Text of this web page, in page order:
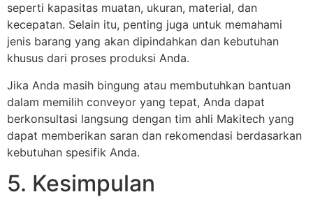
seperti kapasitas muatan, ukuran, material, dan
kecepatan. Selain itu, penting juga untuk memahami
jenis barang yang akan dipindahkan dan kebutuhan
khusus dari proses produksi Anda.
Jika Anda masih bingung atau membutuhkan bantuan
dalam memilih conveyor yang tepat, Anda dapat
berkonsultasi langsung dengan tim ahli Makitech yang
dapat memberikan saran dan rekomendasi berdasarkan
kebutuhan spesifik Anda.
5. Kesimpulan